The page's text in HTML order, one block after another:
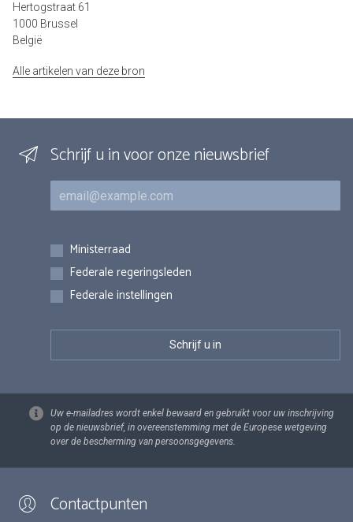
Hertogstraat 61
1000 Brussel
België
Alle artikelen van deze bron
Schrijf u in voor onze nieuwsbrief
E-mail
Inschrijvingen
Ministerraad
Federale regeringsleden
Federale instellingen
Uw e-mailadres wordt enkel bewaard en gebruikt voor uw inschrijving
op de nieuwsbrief, in overeenstemming met de Europese wetgeving
over de bescherming van persoonsgegevens.
Contactpunten